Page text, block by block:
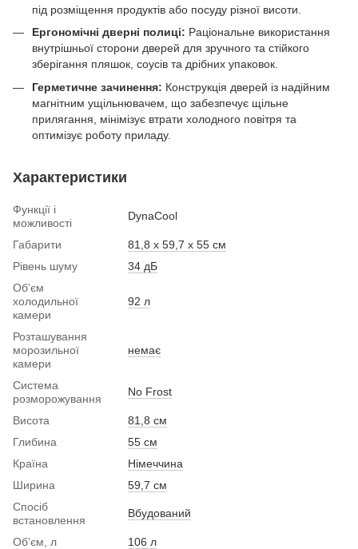
під розміщення продуктів або посуду різної висоти.
Ергономічні дверні полиці: Раціональне використання
внутрішньої сторони дверей для зручного та стійкого
зберігання пляшок, соусів та дрібних упаковок.
Герметичне зачинення: Конструкція дверей із надійним
магнітним ущільнювачем, що забезпечує щільне
прилягання, мінімізує втрати холодного повітря та
оптимізує роботу приладу.
Характеристики
Функції і
можливості
DynaCool
Габарити
81,8 х 59,7 х 55 см
Рівень шуму
34 дБ
Обʼєм
холодильної
камери
92 л
Розташування
морозильної
камери
немає
Система
розморожування
No Frost
Висота
81,8 см
Глибина
55 см
Країна
Німеччина
Ширина
59,7 см
Спосіб
встановлення
Вбудований
Обʼєм, л
106 л